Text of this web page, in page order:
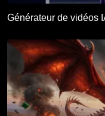
Générateur de vidéos